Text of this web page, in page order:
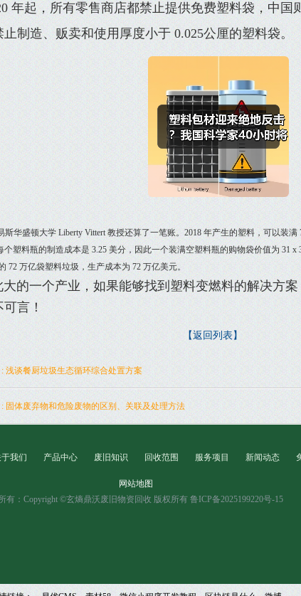
年起，所有零售商店都禁止提供免费塑料袋，中国
制造、贩卖和使用厚度小于 0.025公厘的塑料袋。
斯华盛顿大学 Liberty Vittert 教授还算了一笔账。2018 年产生的塑料，可以装
个塑料瓶的制造成本是 3.25 美分，因此一个装满空塑料瓶的购物袋价值为 31 x
72 万亿袋塑料垃圾，生产成本为 72 万亿美元。
一个产业，如果能够找到塑料变燃料的解决方案
言！
【返回列表】
浅谈餐厨垃圾生态循环综合处置方案
固体废弃物和危险废物的区别、关联及处理方法
于我们 产品中心 废旧知识 回收范围 服务项目 新闻动态
网站地图
有：Copyright ©玄熵鼎沃废旧物资回收 版权所有 鲁ICP备2025199220号-15